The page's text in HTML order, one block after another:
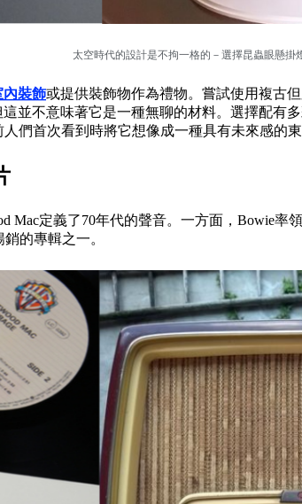
太空時代的設計是不拘一格的－選擇昆蟲眼懸掛
內裝飾或提供裝飾物作為禮物。嘗試使用複古
並不意味著它是一種無聊的材料。選擇配有
們首次看到時將它想像成一種具有未來感的東
Mac定義了70年代的聲音。一方面，Bowie
銷的專輯之一。